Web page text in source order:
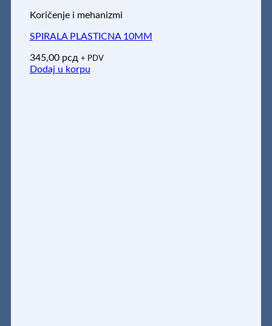
Koričenje i mehanizmi
SPIRALA PLASTICNA 10MM
345,00 рсд + PDV
Dodaj u korpu